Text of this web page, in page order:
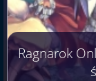
Ragnarok